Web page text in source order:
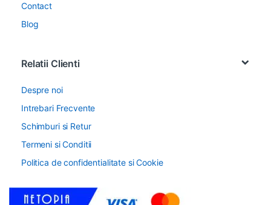
Contact
Blog
Relatii Clienti
Despre noi
Intrebari Frecvente
Schimburi si Retur
Termeni si Conditii
Politica de confidentialitate si Cookie